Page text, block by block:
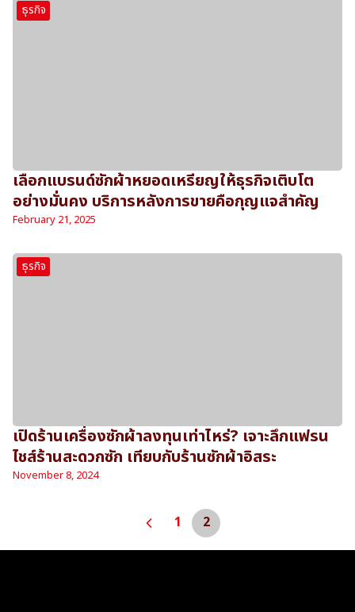
ธุรกิจ
เลือกแบรนด์ซักผ้าหยอดเหรียญให้ธุรกิจเติบโต
อย่างมั่นคง บริการหลังการขายคือกุญแจสำคัญ
February 21, 2025
ธุรกิจ
เปิดร้านเครื่องซักผ้าลงทุนเท่าไหร่? เจาะลึกแฟรน
ไชส์ร้านสะดวกซัก เทียบกับร้านซักผ้าอิสระ
November 8, 2024
1 2